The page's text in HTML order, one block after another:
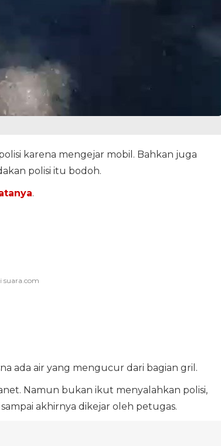
karena mengejar mobil. Bahkan juga
polisi itu bodoh.
.
ada air yang mengucur dari bagian gril.
Namun bukan ikut menyalahkan polisi,
akhirnya dikejar oleh petugas.